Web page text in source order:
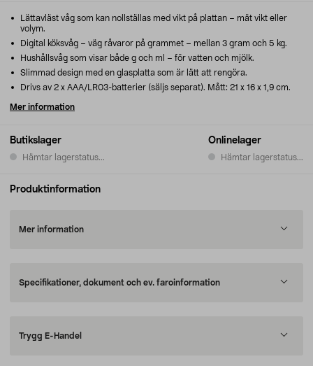
Butikslager
Hämtar lagerstatus...
Onlinelager
Hämtar lagerstatus...
Lättavläst våg som kan nollställas med vikt på plattan – mät vikt eller
volym.
Digital köksvåg – väg råvaror på grammet – mellan 3 gram och 5 kg.
Hushållsvåg som visar både g och ml – för vatten och mjölk.
Slimmad design med en glasplatta som är lätt att rengöra.
Drivs av 2 x AAA/LR03-batterier (säljs separat). Mått: 21 x 16 x 1,9 cm.
Mer information
Produktinformation
Mer information
Specifikationer, dokument och ev. faroinformation
Trygg E-Handel